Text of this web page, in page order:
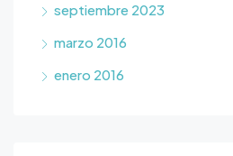
septiembre 2023
marzo 2016
enero 2016